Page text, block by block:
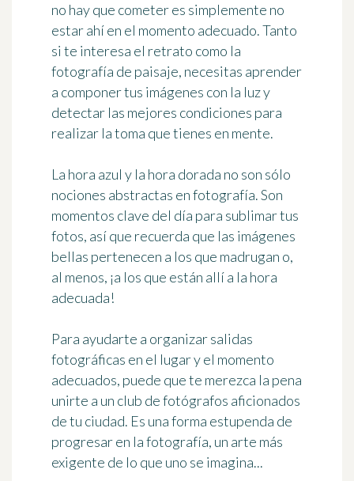
no hay que cometer es simplemente no
estar ahí en el momento adecuado. Tanto
si te interesa el retrato como la
fotografía de paisaje, necesitas aprender
a componer tus imágenes con la luz y
detectar las mejores condiciones para
realizar la toma que tienes en mente.
La hora azul y la hora dorada no son sólo
nociones abstractas en fotografía. Son
momentos clave del día para sublimar tus
fotos, así que recuerda que las imágenes
bellas pertenecen a los que madrugan o,
al menos, ¡a los que están allí a la hora
adecuada!
Para ayudarte a organizar salidas
fotográficas en el lugar y el momento
adecuados, puede que te merezca la pena
unirte a un club de fotógrafos aficionados
de tu ciudad. Es una forma estupenda de
progresar en la fotografía, un arte más
exigente de lo que uno se imagina...